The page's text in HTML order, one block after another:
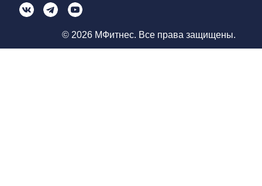
© 2026 МФитнес. Все права защищены.